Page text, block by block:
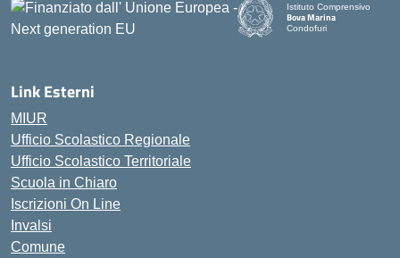
Istituto Comprensivo
Bova Marina
Condofuri
Link Esterni
MIUR
Ufficio Scolastico Regionale
Ufficio Scolastico Territoriale
Scuola in Chiaro
Iscrizioni On Line
Invalsi
Comune